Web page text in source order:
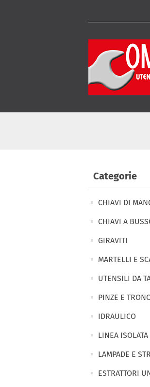
Categorie
CHIAVI DI
CHIAVI A
GIRAVITI
MARTELLI E
UTENSILI DA
PINZE E
IDRAULICO
LINEA ISOLATA
LAMPADE E
ESTRATTORI